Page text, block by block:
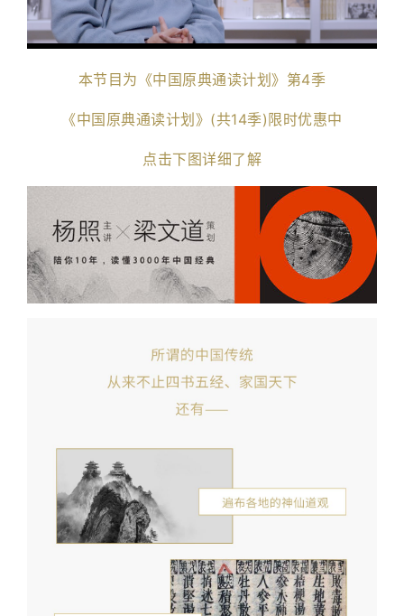
本节目为《中国原典通读计划》第4季
《中国原典通读计划》(共14季)限时优惠中
点击下图详细了解